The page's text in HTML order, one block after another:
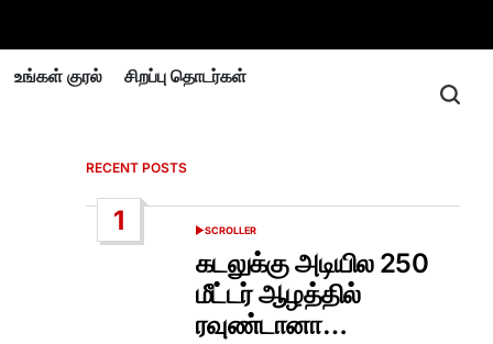
உங்கள் குரல் சிறப்பு தொடர்கள்
RECENT POSTS
1
POSTED
SCROLLER
கடலுக்கு அடியில 250
மீட்டர் ஆழத்தில்
ரவுண்டானா…